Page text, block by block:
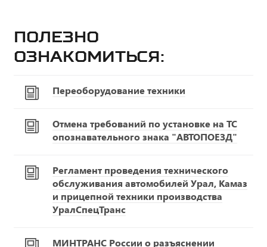
Полезно
ознакомиться:
Переоборудование техники
Отмена требований по установке на ТС
опознавательного знака "АВТОПОЕЗД"
Регламент проведения технического
обслуживания автомобилей Урал, Камаз
и прицепной техники производства
УралСпецТранс
МИНТРАНС России о разъяснении